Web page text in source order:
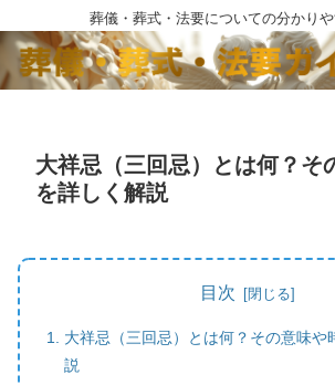
葬儀・葬式・法要についての分かりや
大祥忌（三回忌）とは何？そ
を詳しく解説
目次
大祥忌（三回忌）とは何？その意味や
説